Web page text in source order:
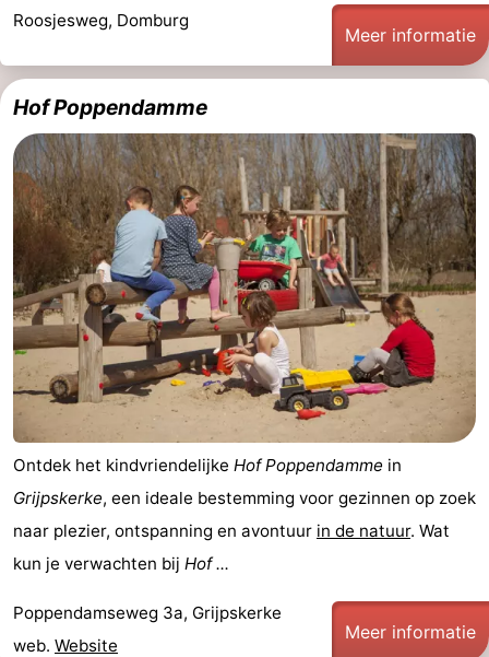
Zien
&
doen
Bezienswaardigheden
-
Musea
-
Monumenten
-
Molens
-
Vuurtorens
-
Uitkijkpunten
Attracties
Speeltuinen
-
Roosjesweg, Domburg
Meer informatie
Hof Poppendamme
Ontdek het kindvriendelijke Hof Poppendamme in
Grijpskerke, een ideale bestemming voor gezinnen op zoek
naar plezier, ontspanning en avontuur in de natuur. Wat
kun je verwachten bij Hof ...
Poppendamseweg 3a, Grijpskerke
web. Website
Meer informatie